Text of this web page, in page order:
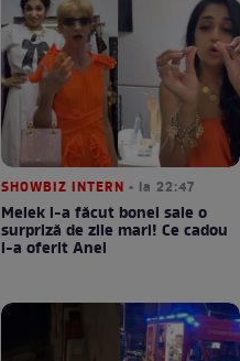
SHOWBIZ INTERN • la 22:47
Melek i-a făcut bonei sale o
surpriză de zile mari! Ce cadou
i-a oferit Anei